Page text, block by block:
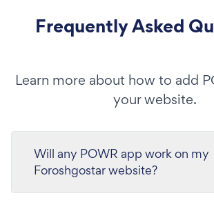
Frequently Asked
Learn more about how to add
your website.
Will any POWR app work on my
Foroshgostar website?